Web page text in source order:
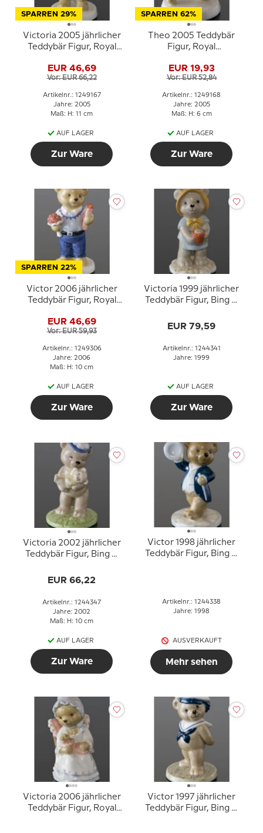
SPARREN 29%
Victoria 2005 jährlicher
Teddybär Figur, Royal
EUR 46,69
Vor: EUR 66,22
Artikelnr.: 1249167
Jahre: 2005
Maß: H: 11 cm
AUF LAGER
Zur Ware
SPARREN 62%
Theo 2005 Teddybär
Figur, Royal
EUR 19,93
Vor: EUR 52,84
Artikelnr.: 1249168
Jahre: 2005
Maß: H: 6 cm
AUF LAGER
Zur Ware
SPARREN 22%
Victor 2006 jährlicher
Teddybär Figur, Royal
EUR 46,69
Vor: EUR 59,93
Artikelnr.: 1249306
Jahre: 2006
Maß: H: 10 cm
AUF LAGER
Zur Ware
Victoria 1999 jährlicher
Teddybär Figur, Bing &
EUR 79,59
Artikelnr.: 1244341
Jahre: 1999
AUF LAGER
Zur Ware
Victoria 2002 jährlicher
Teddybär Figur, Bing &
EUR 66,22
Artikelnr.: 1244347
Jahre: 2002
Maß: H: 10 cm
AUF LAGER
Zur Ware
Victor 1998 jährlicher
Teddybär Figur, Bing &
Artikelnr.: 1244338
Jahre: 1998
AUSVERKAUFT
Mehr sehen
Victoria 2006 jährlicher
Teddybär Figur, Royal
Victor 1997 jährlicher
Teddybär Figur, Bing &